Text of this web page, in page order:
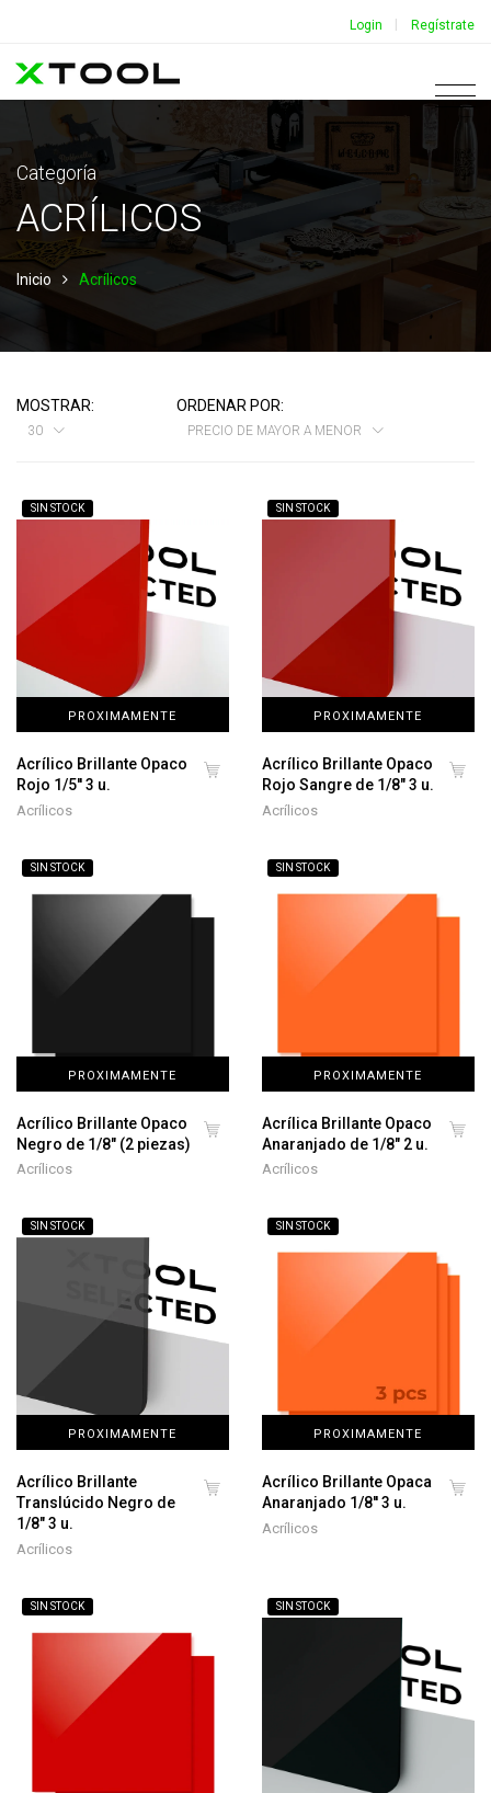
Login | Regístrate
Categoría
ACRÍLICOS
Inicio Acrílicos
MOSTRAR:
30
ORDENAR POR:
PRECIO DE MAYOR A MENOR
SIN STOCK
PROXIMAMENTE
Acrílico Brillante Opaco
Rojo 1/5'' 3 u.
Acrílicos
SIN STOCK
PROXIMAMENTE
Acrílico Brillante Opaco
Rojo Sangre de 1/8" 3 u.
Acrílicos
SIN STOCK
PROXIMAMENTE
Acrílico Brillante Opaco
Negro de 1/8" (2 piezas)
Acrílicos
SIN STOCK
PROXIMAMENTE
Acrílica Brillante Opaco
Anaranjado de 1/8" 2 u.
Acrílicos
SIN STOCK
PROXIMAMENTE
Acrílico Brillante
Translúcido Negro de
1/8" 3 u.
Acrílicos
SIN STOCK
PROXIMAMENTE
Acrílico Brillante Opaca
Anaranjado 1/8'' 3 u.
Acrílicos
SIN STOCK SIN STOCK